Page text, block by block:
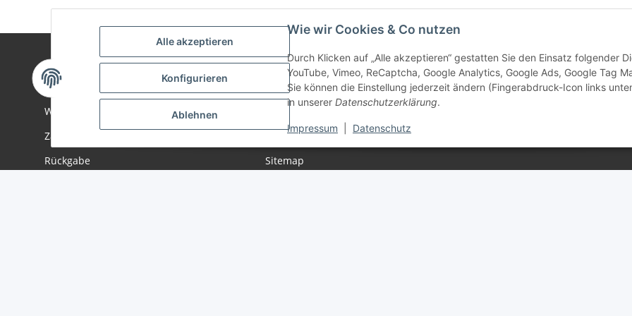
Alle akzeptieren
Konfigurieren
Ablehnen
Wie wir Cookies & Co nutzen
Durch Klicken auf „Alle akzeptieren“ gestatten Sie den Einsatz folgender
YouTube, Vimeo, ReCaptcha, Google Analytics, Google Ads, Google Tag
Sie können die Einstellung jederzeit ändern (Fingerabdruck-Icon links
in unserer Datenschutzerklärung.
Impressum Datenschutz
Informationen
Wir über uns
Zahlungsmöglichkeiten
Rückgabe
Gesetzliche Informationen
Datenschutz
Sitemap